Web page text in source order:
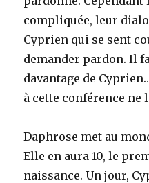
compliquée, leur
Cyprien qui se sent
demander pardon. Il
davantage de
à cette conférence ne
Daphrose met au
Elle en aura 10, le
naissance. Un jour,